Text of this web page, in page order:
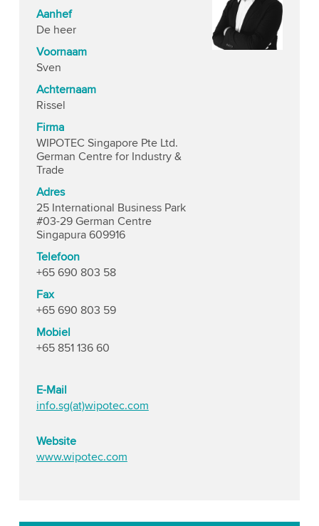
Aanhef
De heer
Voornaam
Sven
Achternaam
Rissel
Firma
WIPOTEC Singapore Pte Ltd.
German Centre for Industry &
Trade
Adres
25 International Business Park
#03-29 German Centre
Singapura 609916
Telefoon
+65 690 803 58
Fax
+65 690 803 59
Mobiel
+65 851 136 60
E-Mail
info.sg(at)wipotec.com
Website
www.wipotec.com